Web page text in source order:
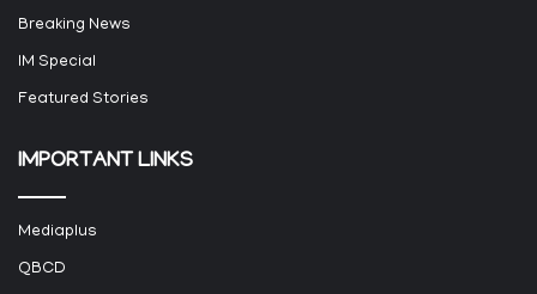
Breaking News
IM Special
Featured Stories
IMPORTANT LINKS
Mediaplus
QBCD